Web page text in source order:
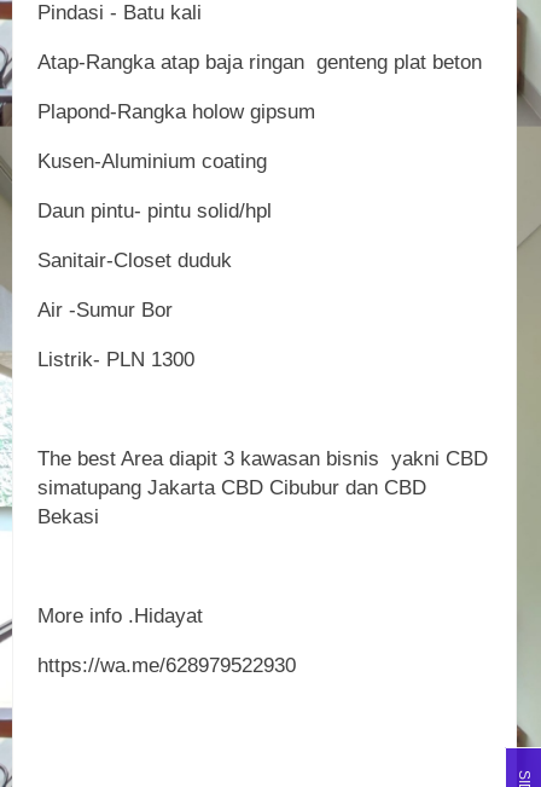
Pindasi - Batu kali
Atap-Rangka atap baja ringan genteng plat beton
Plapond-Rangka holow gipsum
Kusen-Aluminium coating
Daun pintu- pintu solid/hpl
Sanitair-Closet duduk
Air -Sumur Bor
Listrik- PLN 1300
The best Area diapit 3 kawasan bisnis yakni CBD
simatupang Jakarta CBD Cibubur dan CBD
Bekasi
More info .Hidayat
https://wa.me/628979522930